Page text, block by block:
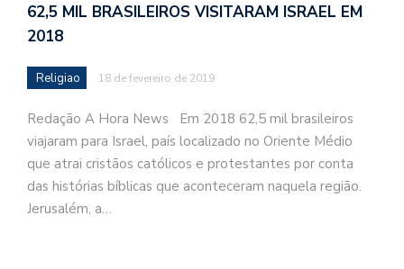
62,5 MIL BRASILEIROS VISITARAM ISRAEL EM
2018
Religiao 18 de fevereiro de 2019
Redação A Hora News Em 2018 62,5 mil brasileiros
viajaram para Israel, país localizado no Oriente Médio
que atrai cristãos católicos e protestantes por conta
das histórias bíblicas que aconteceram naquela região.
Jerusalém, a…